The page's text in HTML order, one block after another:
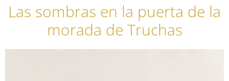
Las sombras en la puerta de la
morada de Truchas